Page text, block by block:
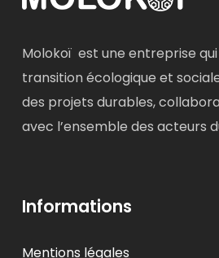
Molokoï est une entreprise
transition écologique et
des projets durables,
avec l’ensemble des acteurs
Informations
Mentions légales